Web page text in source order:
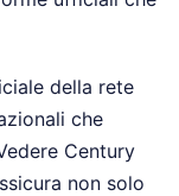
della rete
che
Century
non solo